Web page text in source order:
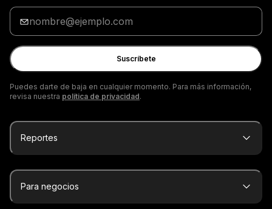
Ingrese
correo
electrónico
Suscríbete
Puedes darte de baja en cualquier momento. Para más información,
revisa nuestra política de privacidad.
Reportes
Para negocios